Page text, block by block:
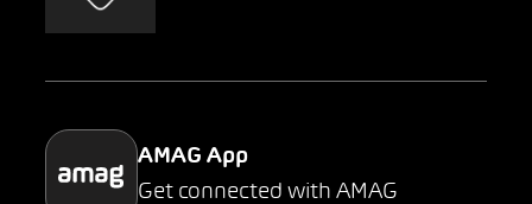
Parking
AMAG App
Get connected with AMAG